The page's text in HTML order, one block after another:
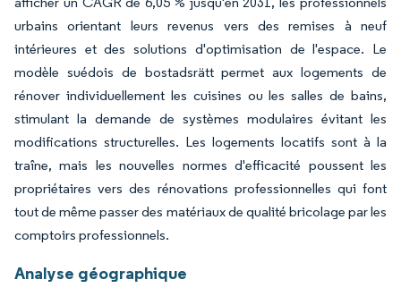
urbains orientant leurs revenus vers des remises à neuf
intérieures et des solutions d'optimisation de l'espace. Le
modèle suédois de bostadsrätt permet aux logements de
rénover individuellement les cuisines ou les salles de bains,
stimulant la demande de systèmes modulaires évitant les
modifications structurelles. Les logements locatifs sont à la
traîne, mais les nouvelles normes d'efficacité poussent les
propriétaires vers des rénovations professionnelles qui font
tout de même passer des matériaux de qualité bricolage par les
comptoirs professionnels.
Analyse géographique